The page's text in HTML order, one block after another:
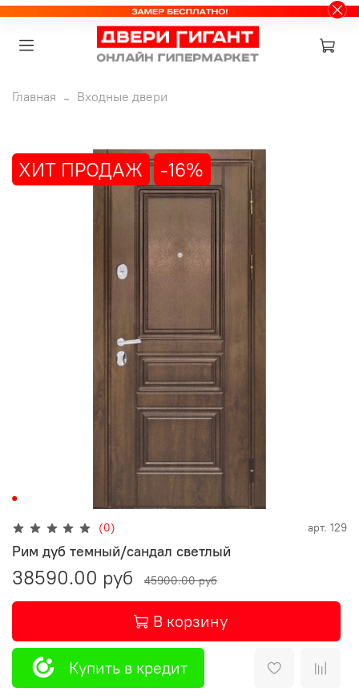
Главная Входные двери
ХИТ ПРОДАЖ -16%
(0) арт. 129
Рим дуб темный/сандал светлый
38590.00 руб 45900.00 руб
В корзину
Купить в кредит